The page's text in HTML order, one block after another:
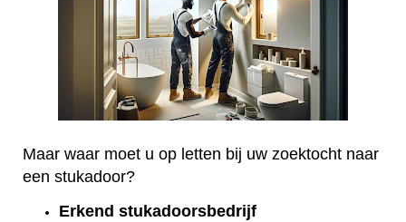
Maar waar moet u op letten bij uw zoektocht naar
een stukadoor?
Erkend stukadoorsbedrijf